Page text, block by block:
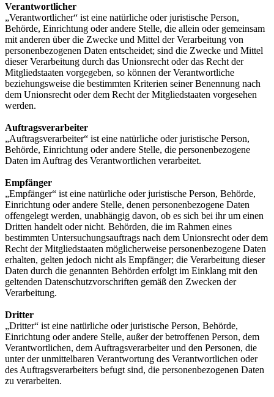
Verantwortlicher
„Verantwortlicher“ ist eine natürliche oder juristische Person,
Behörde, Einrichtung oder andere Stelle, die allein oder gemeinsam
mit anderen über die Zwecke und Mittel der Verarbeitung von
personenbezogenen Daten entscheidet; sind die Zwecke und Mittel
dieser Verarbeitung durch das Unionsrecht oder das Recht der
Mitgliedstaaten vorgegeben, so können der Verantwortliche
beziehungsweise die bestimmten Kriterien seiner Benennung nach
dem Unionsrecht oder dem Recht der Mitgliedstaaten vorgesehen
werden.
Auftragsverarbeiter
„Auftragsverarbeiter“ ist eine natürliche oder juristische Person,
Behörde, Einrichtung oder andere Stelle, die personenbezogene
Daten im Auftrag des Verantwortlichen verarbeitet.
Empfänger
„Empfänger“ ist eine natürliche oder juristische Person, Behörde,
Einrichtung oder andere Stelle, denen personenbezogene Daten
offengelegt werden, unabhängig davon, ob es sich bei ihr um einen
Dritten handelt oder nicht. Behörden, die im Rahmen eines
bestimmten Untersuchungsauftrags nach dem Unionsrecht oder dem
Recht der Mitgliedstaaten möglicherweise personenbezogene Daten
erhalten, gelten jedoch nicht als Empfänger; die Verarbeitung dieser
Daten durch die genannten Behörden erfolgt im Einklang mit den
geltenden Datenschutzvorschriften gemäß den Zwecken der
Verarbeitung.
Dritter
„Dritter“ ist eine natürliche oder juristische Person, Behörde,
Einrichtung oder andere Stelle, außer der betroffenen Person, dem
Verantwortlichen, dem Auftragsverarbeiter und den Personen, die
unter der unmittelbaren Verantwortung des Verantwortlichen oder
des Auftragsverarbeiters befugt sind, die personenbezogenen Daten
zu verarbeiten.